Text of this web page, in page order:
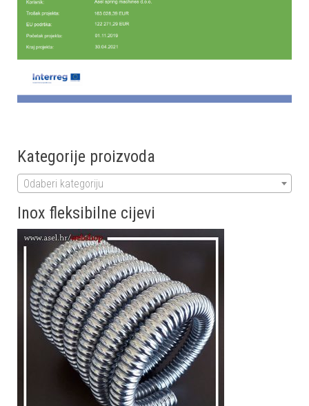
Kategorije proizvoda
Odaberi kategoriju
Inox fleksibilne cijevi